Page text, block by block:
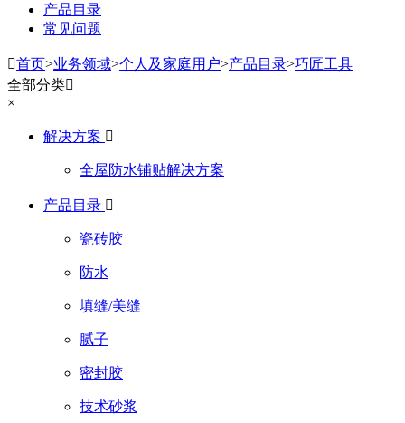
产品目录
常见问题
首页>业务领域>个人及家庭用户>产品目录>巧匠工具
全部分类
×
解决方案 
全屋防水铺贴解决方案
产品目录 
瓷砖胶
防水
填缝/美缝
腻子
密封胶
技术砂浆